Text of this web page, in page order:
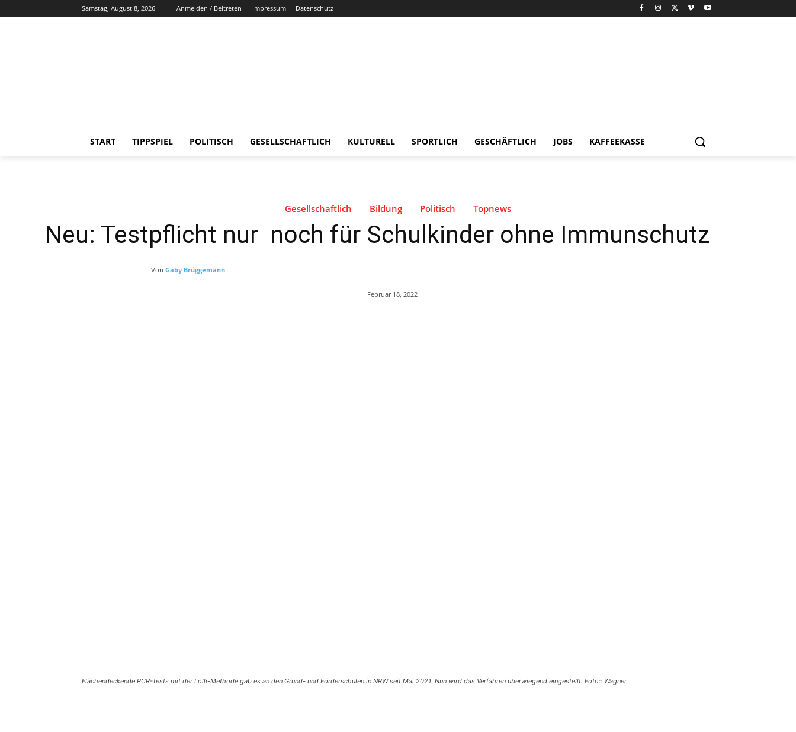
Samstag, August 8, 2026 Anmelden / Beitreten Impressum Datenschutz
START TIPPSPIEL POLITISCH GESELLSCHAFTLICH KULTURELL SPORTLICH GESCHÄFTLICH JOBS KAFFEEKASSE
Gesellschaftlich Bildung Politisch Topnews
Neu: Testpflicht nur noch für Schulkinder ohne Immunschutz
Von Gaby Brüggemann
Februar 18, 2022
Flächendeckende PCR-Tests mit der Lolli-Methode gab es an den Grund- und Förderschulen in NRW seit Mai 2021. Nun wird das Verfahren überwiegend eingestellt. Foto:: Wagner